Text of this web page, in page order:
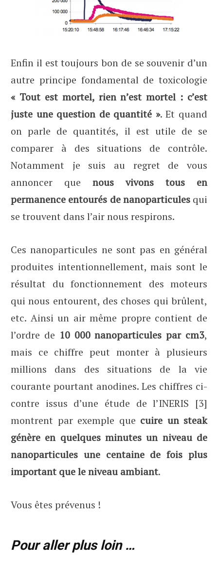
Enfin il est toujours bon de se souvenir d’un
autre principe fondamental de toxicologie
« Tout est mortel, rien n’est mortel : c’est
juste une question de quantité ». Et quand
on parle de quantités, il est utile de se
comparer à des situations de contrôle.
Notamment je suis au regret de vous
annoncer que nous vivons tous en
permanence entourés de nanoparticulesqui
se trouvent dans l’air nous respirons.
Ces nanoparticules ne sont pas en général
produites intentionnellement, mais sont le
résultat du fonctionnement des moteurs
qui nous entourent, des choses qui brûlent,
etc. Ainsi un air même propre contient de
l’ordre de 10 000 nanoparticules par cm3,
mais ce chiffre peut monter à plusieurs
millions dans des situations de la vie
courante pourtant anodines. Les chiffres ci-
contre issus d’une étude de l’INERIS [3]
montrent par exemple que cuire un steak
génère en quelques minutes un niveau de
nanoparticules une centaine de fois plus
important que le niveau ambiant.
Vous êtes prévenus !
Pour aller plus loin …